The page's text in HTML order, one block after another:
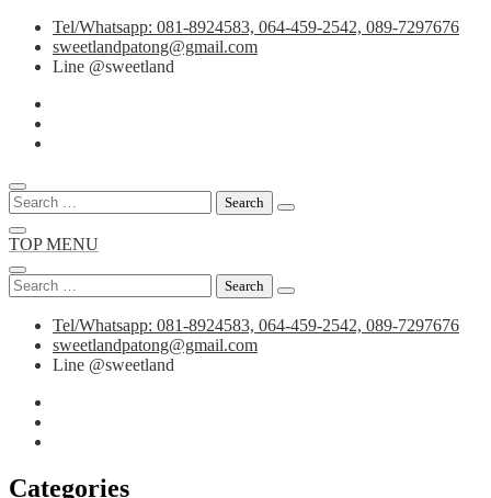
Skip
content
Tel/Whatsapp: 081-8924583, 064-459-2542, 089-7297676
sweetlandpatong@gmail.com
Line @sweetland
Search
for:
TOP MENU
Search
for:
Tel/Whatsapp: 081-8924583, 064-459-2542, 089-7297676
sweetlandpatong@gmail.com
Line @sweetland
Categories